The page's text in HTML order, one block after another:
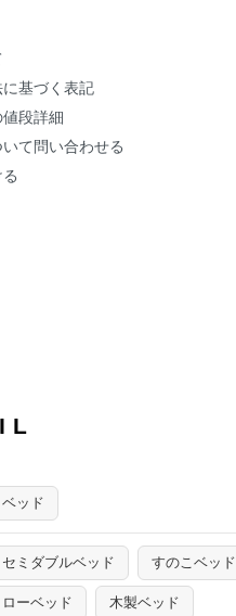
基づく表記
段詳細
て問い合わせる
ベッド
セミダブルベッド すのこベッド
ローベッド 木製ベッド